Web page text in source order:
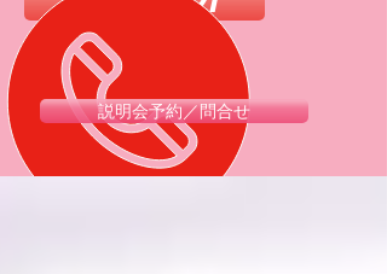
説明会予約／問合せ